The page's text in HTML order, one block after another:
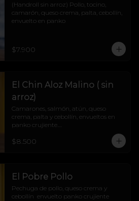
(Handroll sin arroz) Pollo, tocino,
camarón, queso crema, palta, cebollín,
envuelto en panko
$7.900
El Chin Aloz Malino ( sin
arroz)
Camarones, salmón, atún, queso
crema, palta y cebollín, envueltos en
panko crujiente.
Cremosito, marino y explosivo. ¡Un trío
marino sin arroz, pero con pura
$8.500
El Pobre Pollo
Pechuga de pollo, queso crema y
cebollín  envuelto panko crujiente